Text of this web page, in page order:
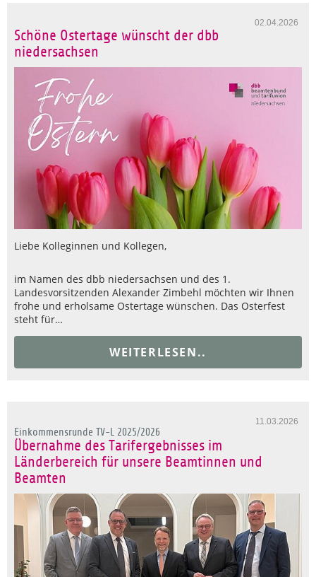
02.04.2026
Schöne Ostertage wünscht der dbb
niedersachsen
Liebe Kolleginnen und Kollegen,
im Namen des dbb niedersachsen und des 1.
Landesvorsitzenden Alexander Zimbehl möchten wir Ihnen
frohe und erholsame Ostertage wünschen. Das Osterfest
steht für…
WEITERLESEN..
11.03.2026
Einkommensrunde TV-L 2025/2026
Übernahme des Tarifergebnisses im
Länderbereich für unsere Beamtinnen und
Beamten